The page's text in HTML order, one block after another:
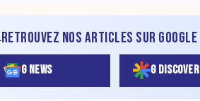
RETROUVEZ NOS ARTICLES SUR GOOGLE
G NEWS G DISCOVER